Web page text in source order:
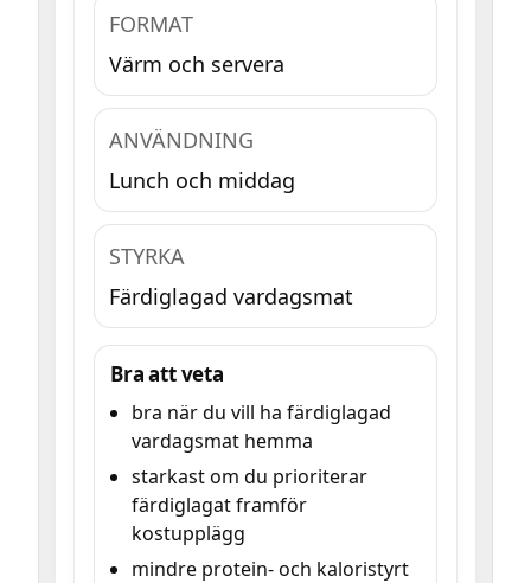
FORMAT
Värm och servera
ANVÄNDNING
Lunch och middag
STYRKA
Färdiglagad vardagsmat
Bra att veta
bra när du vill ha färdiglagad
vardagsmat hemma
starkast om du prioriterar
färdiglagat framför
kostupplägg
mindre protein- och kaloristyrt